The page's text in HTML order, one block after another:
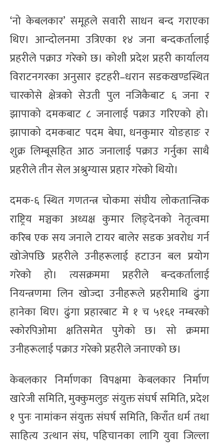
‘नो केबलकार’ समूहले सवारी साधन बन्द गराएका
थिए। आन्दोलनमा उत्रिएका १४ जना बन्दकर्तालाई
प्रहरीले पक्राउ गरेको छ। कोशी प्रदेश प्रहरी कार्यालय
विराटनगरका अनुसार इटहरी–धरान सडकखण्डस्थित
चारकोसे क्षेत्रको सेउती पुल नजिकैबाट ६ जना र
झापाको दमकबाट ८ जनालाई पक्राउ गरिएको हो।
झापाको दमकबाट पदम बेघा, धनकुमार योङहाङ र
शुक्र लिम्बूसहित आठ जनालाई पक्राउ गर्नुका साथै
प्रहरीले तीन सेल अश्रुग्यास प्रहार गरेको थियो।
दमक-६ स्थित गणतन्त्र चोकमा संघीय लोकतान्त्रिक
राष्ट्रिय मञ्चका अध्यक्ष कुमार लिङ्देनको नेतृत्वमा
करिब एक सय जनाले टायर बालेर सडक अवरोध गर्न
खोजेपछि प्रहरीले उनीहरूलाई हटाउन बल प्रयोग
गरेको हो। त्यसक्रममा प्रहरीले बन्दकर्तालाई
नियन्त्रणमा लिन खोज्दा उनीहरूले प्रहरीमाथि ढुंगा
हानेका थिए। ढुंगा प्रहारबाट मे १ च ५१६१ नम्बरको
स्कोरपिओमा क्षतिसमेत पुगेको छ। सो क्रममा
उनीहरूलाई पक्राउ गरेको प्रहरीले जनाएको छ।
केबलकार निर्माणका विपक्षमा केबलकार निर्माण
खारेजी समिति, मुक्कुमलुङ संयुक्त संघर्ष समिति, प्रदेश
१ पुनः नामांकन संयुक्त संघर्ष समिति, किराँत धर्म तथा
साहित्य उत्थान संघ, पहिचानका लागि युवा जिल्ला